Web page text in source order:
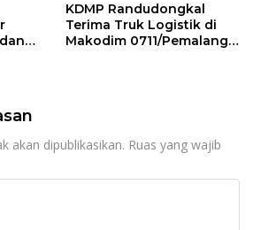
KDMP Randudongkal
Terima Truk Logistik di
Makodim 0711/Pemalang
akan dipublikasikan. Ruas yang wajib